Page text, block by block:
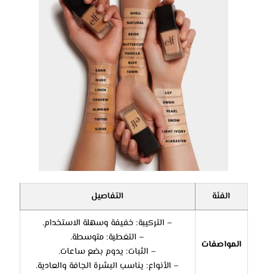
الفئة التفاصيل
المواصفات
– التركيبة: خفيفة وسهلة الاستخدام.
– التغطية: متوسطة.
– الثبات: يدوم بضع ساعات.
– الأنواع: يناسب البشرة الجافة والعادية.